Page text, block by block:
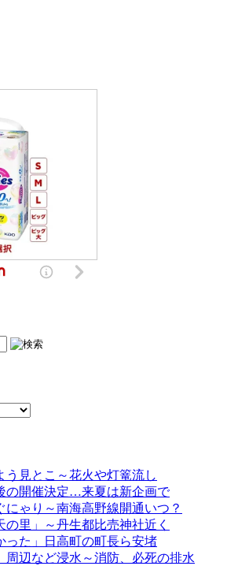
う見とこ～花火や灯篭流し
の開催決定…来夏は新企画で
にゃり～南海高野線開通いつ？
里」～丹生都比売神社近く
った」日高町の町長ら安堵
周辺など浸水～消防、必死の排水